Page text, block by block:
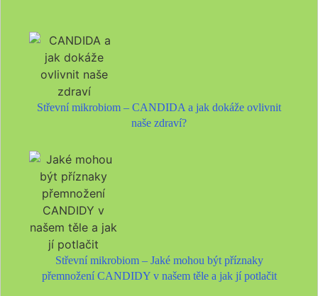
Střevní mikrobiom – CANDIDA a jak dokáže ovlivnit
naše zdraví?
Střevní mikrobiom – Jaké mohou být příznaky
přemnožení CANDIDY v našem těle a jak jí potlačit